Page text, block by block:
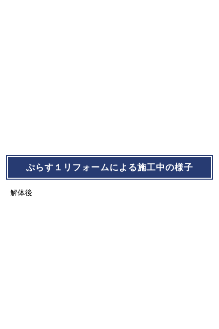
ぷらす１リフォームによる施工中の様子
解体後